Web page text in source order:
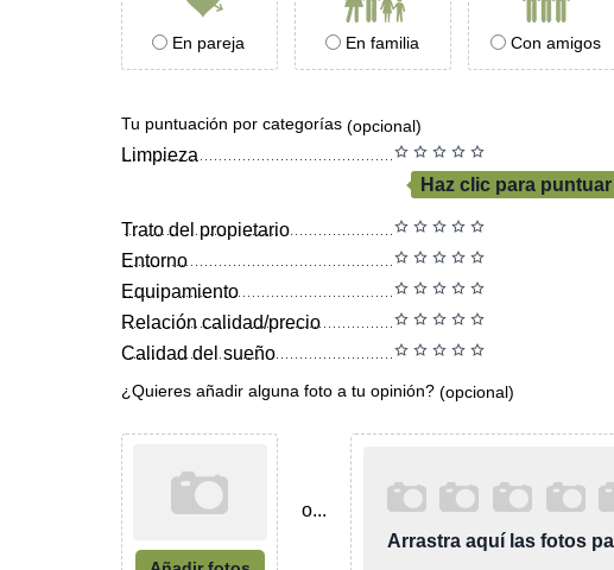
En pareja En familia Con amigos
Tu puntuación por categorías (opcional)
Limpieza
Haz clic para puntuar
Trato del propietario
Entorno
Equipamiento
Relación calidad/precio
Calidad del sueño
¿Quieres añadir alguna foto a tu opinión? (opcional)
o...
Arrastra aquí las fotos